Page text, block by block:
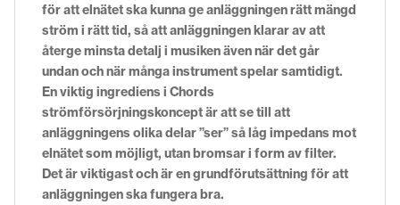
för att elnätet ska kunna ge anläggningen rätt mängd
ström i rätt tid, så att anläggningen klarar av att
återge minsta detalj i musiken även när det går
undan och när många instrument spelar samtidigt.
En viktig ingrediens i Chords
strömförsörjningskoncept är att se till att
anläggningens olika delar ”ser” så låg impedans mot
elnätet som möjligt, utan bromsar i form av filter.
Det är viktigast och är en grundförutsättning för att
anläggningen ska fungera bra.